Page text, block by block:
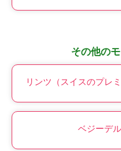
その他の
リンツ（スイスのプレ
ベジーデ